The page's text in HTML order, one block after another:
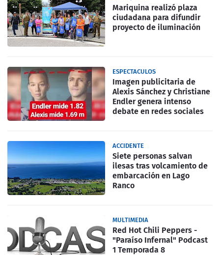
Mariquina realizó plaza
ciudadana para difundir
proyecto de iluminación
ESPECTACULOS
Imagen publicitaria de
Alexis Sánchez y Christiane
Endler genera intenso
debate en redes sociales
ACCIDENTE
Siete personas salvan
ilesas tras volcamiento de
embarcación en Lago
Ranco
MULTIMEDIA
Red Hot Chili Peppers -
"Paraíso Infernal" Podcast
1 Temporada 8